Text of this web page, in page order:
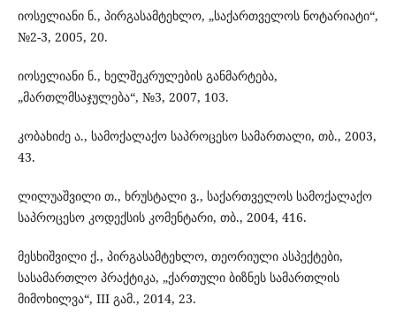
იოსელიანი ნ., პირგასამტეხლო, „საქართველოს ნოტარიატი“,
№2-3, 2005, 20.
იოსელიანი ნ., ხელშეკრულების განმარტება,
„მართლმსაჯულება“, №3, 2007, 103.
კობახიძე ა., სამოქალაქო საპროცესო სამართალი, თბ., 2003,
43.
ლილუაშვილი თ., ხრუსტალი ვ., საქართველოს სამოქალაქო
საპროცესო კოდექსის კომენტარი, თბ., 2004, 416.
მესხიშვილი ქ., პირგასამტეხლო, თეორიული ასპექტები,
სასამართლო პრაქტიკა, „ქართული ბიზნეს სამართლის
მიმოხილვა“, III გამ., 2014, 23.